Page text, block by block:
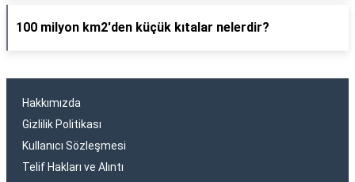
100 milyon km2'den küçük kıtalar nelerdir?
Hakkımızda
Gizlilik Politikası
Kullanıcı Sözleşmesi
Telif Hakları ve Alıntı